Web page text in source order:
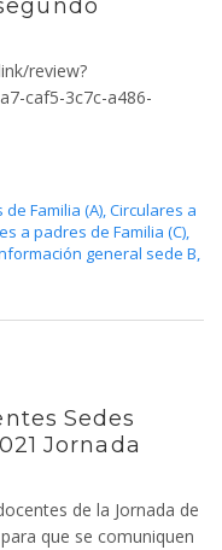
review?
caf5-3c7c-a486-
Familia (A),Circulares a
a padres de Familia (C),
general sede B,
Sedes
Jornada
de la Jornada de
que se comuniquen